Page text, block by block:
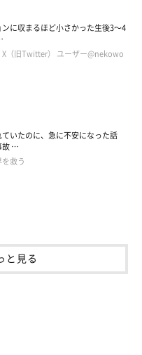
だそうですが、甘えたいと
ロふみふみ”するのだと
目が合うと必ず鳴いてく
に収まるほど小さかった生後3～4
（旧Twitter） ユーザー@nekowo
いたのに、急に不安になった話
故 …
救う
と見る